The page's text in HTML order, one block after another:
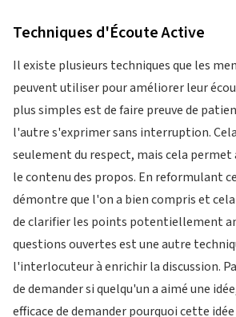
Techniques d'Écoute Active
Il existe plusieurs techniques que les
peuvent utiliser pour améliorer leur
plus simples est de faire preuve de
l'autre s'exprimer sans interruption.
seulement du respect, mais cela permet
le contenu des propos. En reformulant
démontre que l'on a bien compris et
de clarifier les points potentiellement
questions ouvertes est une autre
l'interlocuteur à enrichir la discussion.
de demander si quelqu'un a aimé une
efficace de demander pourquoi cette